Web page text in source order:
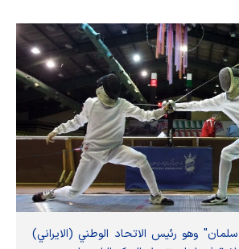
وهو رئيس الاتحاد الوطني (الايراني)